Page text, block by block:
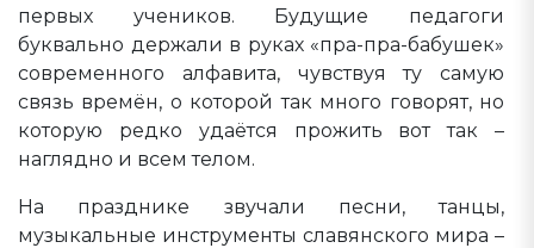
первых учеников. Будущие педагоги
буквально держали в руках «пра-пра-бабушек»
современного алфавита, чувствуя ту самую
связь времён, о которой так много говорят, но
которую редко удаётся прожить вот так –
наглядно и всем телом.
На празднике звучали песни, танцы,
музыкальные инструменты славянского мира –